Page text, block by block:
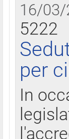
16/03/
5222
per
In